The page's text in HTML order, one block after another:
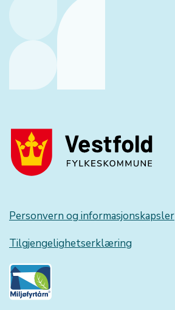
Personvern og informasjonskapsler
Tilgjengelighetserklæring